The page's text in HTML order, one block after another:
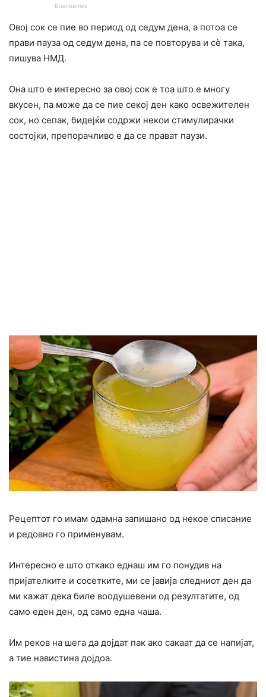
Овој сок се пие во период од седум дена, а потоа се
прави пауза од седум дена, па се повторува и сè така,
пишува НМД.
Она што е интересно за овој сок е тоа што е многу
вкусен, па може да се пие секој ден како освежителен
сок, но сепак, бидејќи содржи некои cтимyлиpачки
состојки, препорачливо е да се прават паузи.
Рецептот го имам одамна запишано од некое списание
и редовно го применувам.
Интересно е што откако еднаш им го понудив на
пријателките и сосетките, ми се јавија следниот ден да
ми кажат дека биле воодушевени од резултатите, од
само еден ден, од само една чаша.
Им реков на шега да дојдат пак ако сакаат да се напијат,
а тие навистина дојдоа.